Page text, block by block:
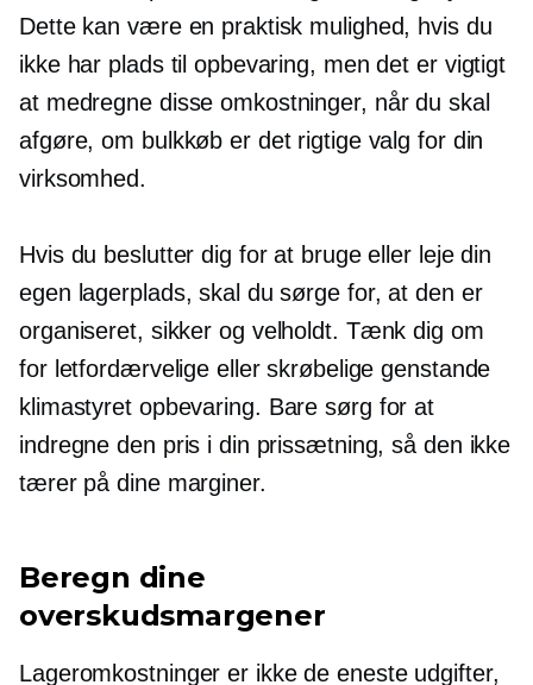
Dette kan være en praktisk mulighed, hvis du
ikke har plads til opbevaring, men det er vigtigt
at medregne disse omkostninger, når du skal
afgøre, om bulkkøb er det rigtige valg for din
virksomhed.
Hvis du beslutter dig for at bruge eller leje din
egen lagerplads, skal du sørge for, at den er
organiseret, sikker og velholdt. Tænk dig om
for letfordærvelige eller skrøbelige genstande
klimastyretopbevaring. Bare sørg for at
indregne den pris i din prissætning, så den ikke
tærer på dine marginer.
Beregn dine
overskudsmargener
Lageromkostninger er ikke de eneste udgifter,